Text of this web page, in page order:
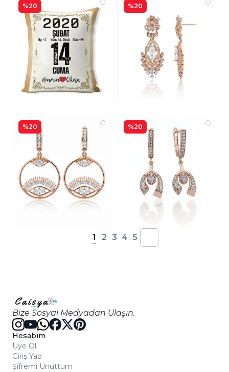
%20 %20
%20 %20
1 2 3 4 5
Bize Sosyal Medyadan Ulaşın.
Hesabım
Üye Ol
Giriş Yap
Şifremi Unuttum